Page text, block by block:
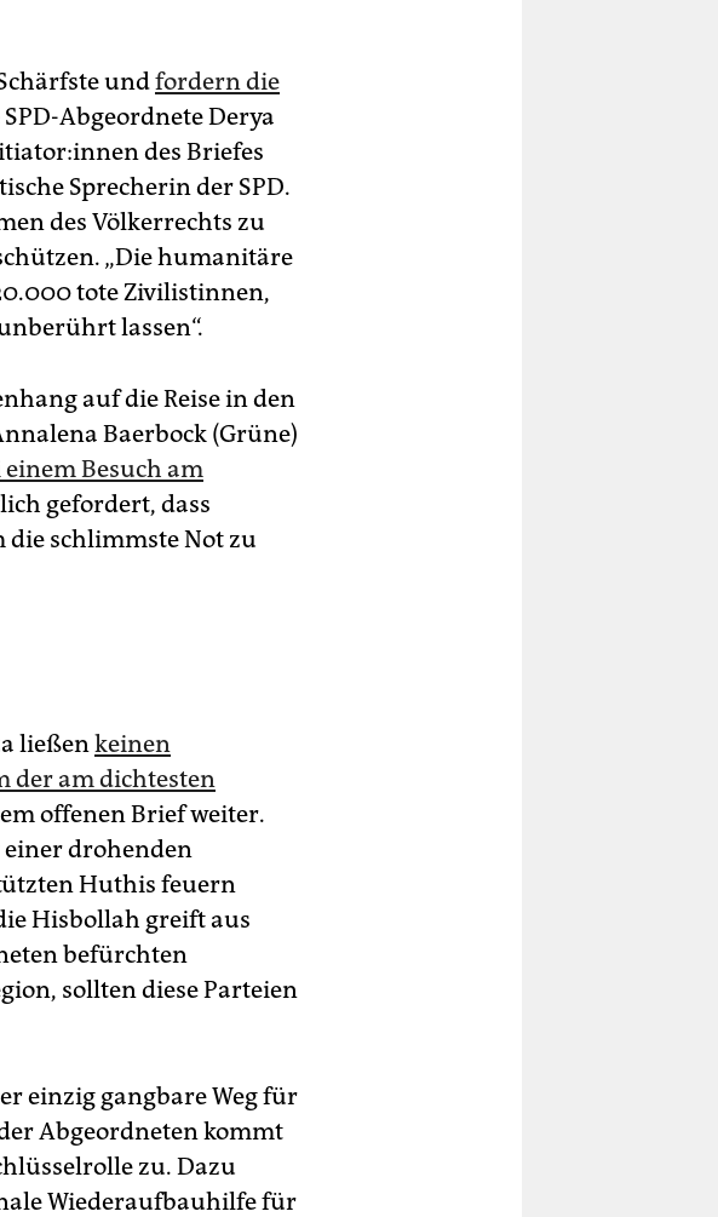
undfordern die
SPD-Abgeordnete Derya
des Briefes
Sprecherin der SPD.
des Völkerrechts zu
„Die humanitäre
tote Zivilistinnen,
lassen“.
auf die Reise in den
Baerbock (Grüne)
Besuch am
gefordert, dass
schlimmste Not zu
ließenkeinen
der am dichtesten
offenen Brief weiter.
drohenden
Huthis feuern
Hisbollah greift aus
befürchten
sollten diese Parteien
einzig gangbare Weg für
Abgeordneten kommt
zu. Dazu
Wiederaufbauhilfe für